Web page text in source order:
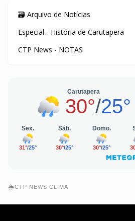
🗃️ Arquivo de Notícias
Especial - História de Carutapera
CTP News - NOTAS
🌦️CTP NEWS CLIMA